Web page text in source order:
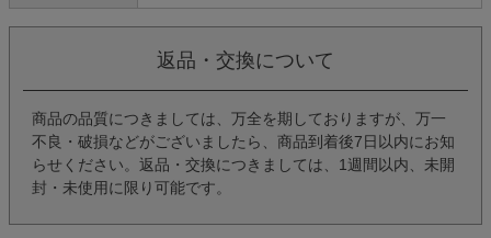
返品・交換について
商品の品質につきましては、万全を期しておりますが、万一
不良・破損などがございましたら、商品到着後7日以内にお知
らせください。返品・交換につきましては、1週間以内、未開
封・未使用に限り可能です。